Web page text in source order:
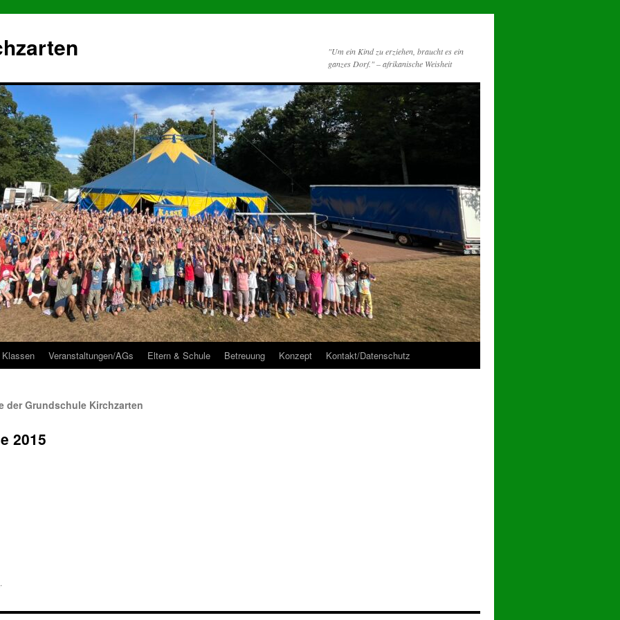
"Um ein Kind zu erziehen, braucht es ein
ganzes Dorf." – afrikanische Weisheit
Klassen Veranstaltungen/AGs Eltern & Schule Betreuung Konzept Kontakt/Datenschutz
der Grundschule Kirchzarten
2015
.